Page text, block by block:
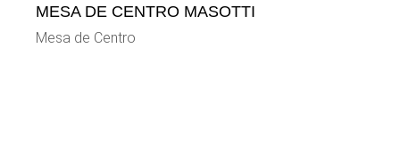
MESA DE CENTRO MASOTTI
Mesa de Centro